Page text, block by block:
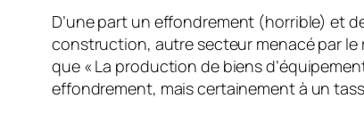
D’une part un effondrement (horrible) et
construction, autre secteur menacé par le
que « La production de biens
effondrement, mais certainement à un